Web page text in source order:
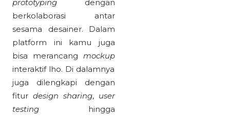
prototyping dengan
berkolaborasi antar
sesama desainer. Dalam
platform ini kamu juga
bisa merancang mockup
interaktif lho. Di dalamnya
juga dilengkapi dengan
fitur design sharing, user
testing hingga